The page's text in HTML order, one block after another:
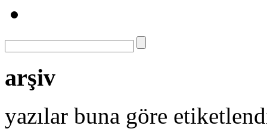
arşiv
yazılar buna göre